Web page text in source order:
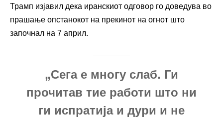
Трамп изјавил дека иранскиот одговор го доведува во
прашање опстанокот на прекинот на огнот што
започнал на 7 април.
„Сега е многу слаб. Ги
прочитав тие работи што ни
ги испратија и дури и не